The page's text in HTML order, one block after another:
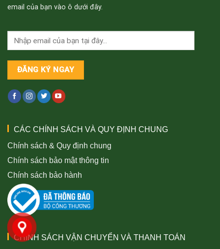
email của bạn vào ô dưới đây.
CÁC CHÍNH SÁCH VÀ QUY ĐỊNH CHUNG
Chính sách & Quy định chung
Chính sách bảo mật thông tin
Chính sách bảo hành
CHÍNH SÁCH VẬN CHUYỂN VÀ THANH TOÁN